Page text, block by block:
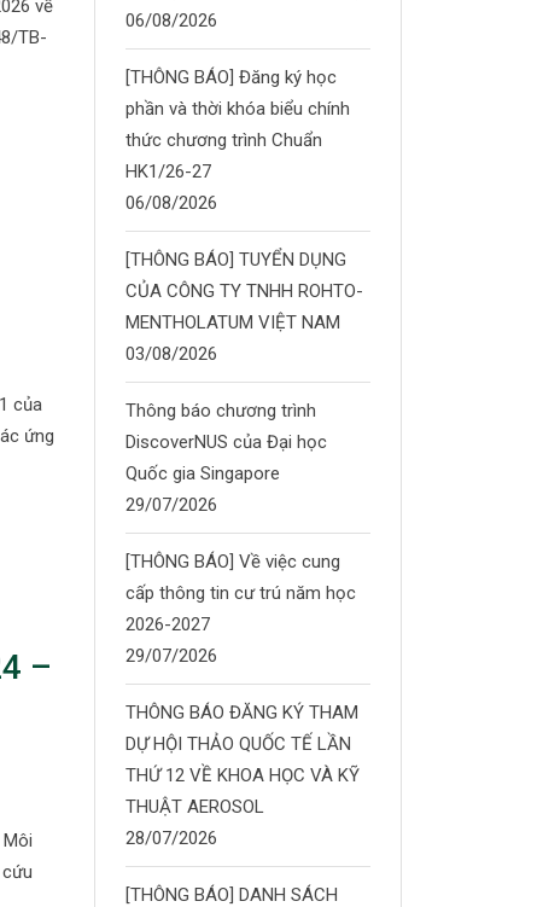
về
TB-
của
ứng
–
Môi
06/08/2026
[THÔNG BÁO] Đăng ký học
phần và thời khóa biểu chính
thức chương trình Chuẩn
HK1/26-27
06/08/2026
[THÔNG BÁO] TUYỂN DỤNG
CỦA CÔNG TY TNHH ROHTO-
MENTHOLATUM VIỆT NAM
03/08/2026
Thông báo chương trình
DiscoverNUS của Đại học
Quốc gia Singapore
29/07/2026
[THÔNG BÁO] Về việc cung
cấp thông tin cư trú năm học
2026-2027
29/07/2026
THÔNG BÁO ĐĂNG KÝ THAM
DỰ HỘI THẢO QUỐC TẾ LẦN
THỨ 12 VỀ KHOA HỌC VÀ KỸ
THUẬT AEROSOL
28/07/2026
[THÔNG BÁO] DANH SÁCH